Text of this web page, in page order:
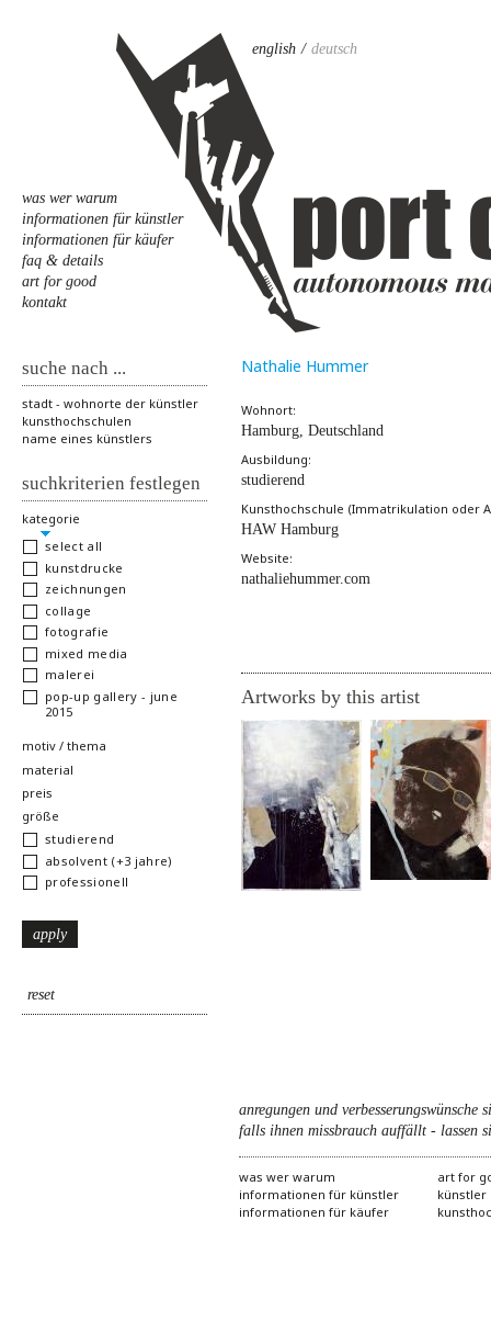
english deutsch
was wer warum
informationen für künstler
informationen für käufer
faq & details
art for good
kontakt
Nathalie Hummer
Wohnort:
Hamburg, Deutschland
Ausbildung:
studierend
Kunsthochschule (Immatrikulation oder
HAW Hamburg
Website:
nathaliehummer.com
Artworks by this artist
suche nach ...
stadt - wohnorte der künstler
kunsthochschulen
name eines künstlers
suchkriterien festlegen
hide
kategorie
select all
kunstdrucke
zeichnungen
collage
fotografie
mixed media
malerei
pop-up gallery - june
2015
show
motiv / thema
show
material
show
preis
show
größe
studierend
absolvent (+3 jahre)
professionell
anregungen und verbesserungswünsche
falls ihnen missbrauch auffällt - lassen
was wer warum
informationen für künstler
informationen für käufer
art for
künstler